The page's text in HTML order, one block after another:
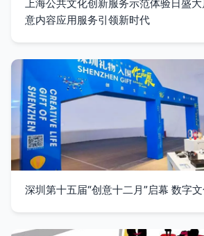
上海公共文化创新服务示范体验日盛大
意内容应用服务引领新时代
深圳第十五届“创意十二月”启幕 数字